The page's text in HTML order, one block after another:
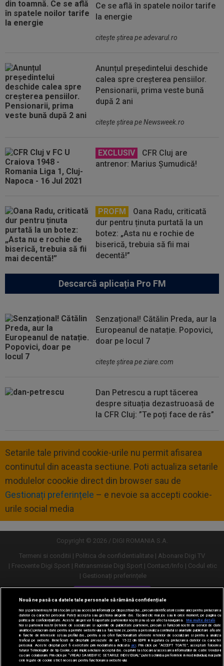
Ce se află în spatele noilor tarife
la energie
citeşte ştirea pe adevarul.ro
Anunțul președintelui deschide
calea spre creșterea pensiilor.
Pensionarii, prima veste bună
după 2 ani
citeşte ştirea pe Newsweek.ro
EXCLUSIV
CFR Cluj are
antrenor: Marius Șumudică!
PROFM
Oana Radu, criticată
dur pentru ținuta purtată la un
botez: „Asta nu e rochie de
biserică, trebuia să fii mai
decentă!”
Descarcă aplicația Pro FM
Senzațional! Cătălin Preda, aur la
Europeanul de natație. Popovici,
doar pe locul 7
citeşte ştirea pe ziare.com
Dan Petrescu a rupt tăcerea
despre situația dezastruoasă de
la CFR Cluj: ”Te poți face de râs”
Setarile tale privind cookie-urile nu permit afisarea
continutul din aceasta sectiune. Poti actualiza setarile
modulelor coookie direct din browser sau de
Gestionați preferințele – e nevoie sa accepti cookie-
urile social media
Copyright © 2026 / DIGI ROMANIA S.A.
Termeni si conditii
Politica de confidentialitate
Abonare Digi TV
Frecvente Digi Sport
Retransmisie Digi Sport Contact/Info
Codul etic
Gestionați preferințele
Versiune desktop
Nouă ne pasă ca datele tale personale să rămână confidențiale
Noi și partenerii noștri30stocăm și/sau accesăm informații pe dispozitivul dvs., precum identificatorii cookie unici pentru prelucrarea
datelor cu caracter personal. Puteți accepta sau gestiona alegerile dvs. făcând clic mai jos sau în orice moment, pe pagina cu
politica de confidențialitate. Aceste alegeri vor fi raportate partenerilor noștri și nu vă vor afecta navigarea.
Mai multe detalii
Noi si partenerii nostri (retelele de socializare si agentiile de publicitate partenere, precum si furnizorii nostri de servicii de date
analitice) prelucram date pentru a permite website-ului sa functioneze, pentru a personaliza continutul si anunturile publicitare afisate
in functie de interesele si/sau profilul dvs., pentru a va oferi functionalitati aferente retelelor de socializare si pentru a analiza
traficul pe website. Beneficiati de drepturile prevazute de art. 15-22 din GDPR in legatura cu prelucrarea datelor cu caracter
personal. Aceste drepturi pot fi exercitate prin modalitatea indicata aici. Prin click pe “ACCEPT TOATE”, acceptati folosirea
tuturor Tehnologiilor de tip Cookie, care implica inclusiv acceptul dvs. cu privire la stocarea/accesarea informatiilor de catre Vendor-ii
cu care colaboram. Prin click pe “VREAU SA MODIFIC SETARILE INDIVIDUAL” puteti schimba preferintele in mod individual, mai putin
cele legate de cookie strict necesare pentru functionarea website-ului.